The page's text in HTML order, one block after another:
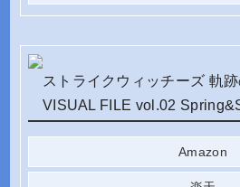
ストライクウィッチーズ 軌
VISUAL FILE vol.02
Amazon